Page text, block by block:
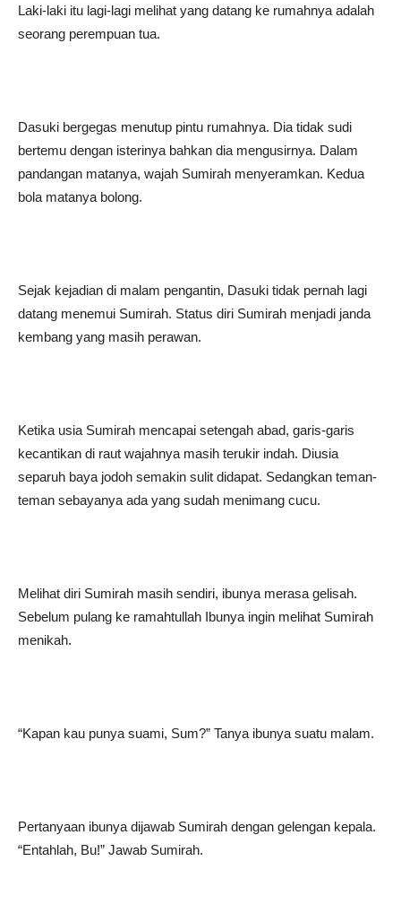
Laki-laki itu lagi-lagi melihat yang datang ke rumahnya adalah
seorang perempuan tua.
Dasuki bergegas menutup pintu rumahnya. Dia tidak sudi
bertemu dengan isterinya bahkan dia mengusirnya. Dalam
pandangan matanya, wajah Sumirah menyeramkan. Kedua
bola matanya bolong.
Sejak kejadian di malam pengantin, Dasuki tidak pernah lagi
datang menemui Sumirah. Status diri Sumirah menjadi janda
kembang yang masih perawan.
Ketika usia Sumirah mencapai setengah abad, garis-garis
kecantikan di raut wajahnya masih terukir indah. Diusia
separuh baya jodoh semakin sulit didapat. Sedangkan teman-
teman sebayanya ada yang sudah menimang cucu.
Melihat diri Sumirah masih sendiri, ibunya merasa gelisah.
Sebelum pulang ke ramahtullah Ibunya ingin melihat Sumirah
menikah.
“Kapan kau punya suami, Sum?” Tanya ibunya suatu malam.
Pertanyaan ibunya dijawab Sumirah dengan gelengan kepala.
“Entahlah, Bu!” Jawab Sumirah.